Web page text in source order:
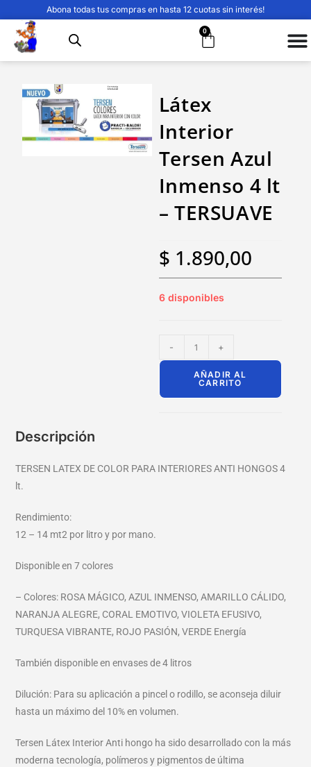
Abona todas tus compras en hasta 12 cuotas sin interés!
0
Látex
Interior
Tersen Azul
Inmenso 4 lt
– TERSUAVE
$ 1.890,00
6 disponibles
- +
AÑADIR AL
CARRITO
Descripción
TERSEN LATEX DE COLOR PARA INTERIORES ANTI HONGOS 4
lt.
Rendimiento:
12 – 14 mt2 por litro y por mano.
Disponible en 7 colores
– Colores: ROSA MÁGICO, AZUL INMENSO, AMARILLO CÁLIDO,
NARANJA ALEGRE, CORAL EMOTIVO, VIOLETA EFUSIVO,
TURQUESA VIBRANTE, ROJO PASIÓN, VERDE Energía
También disponible en envases de 4 litros
Dilución: Para su aplicación a pincel o rodillo, se aconseja diluir
hasta un máximo del 10% en volumen.
Tersen Látex Interior Anti hongo ha sido desarrollado con la más
moderna tecnología, polímeros y pigmentos de última